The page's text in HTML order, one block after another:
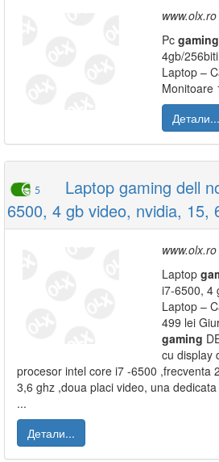
www.olx.ro
Pc gaming
4gb/
Laptop –
Monitoare
Детали...
5
Laptop gaming dell
6500, 4 gb video, nvidia, 15,
www.olx.ro
Laptop
i7-6500, 4
Laptop –
499 lei
gaming
cu display
procesor intel core i7 -6500 ,frecventa
3,6 ghz ,doua placi video, una
...
Детали...